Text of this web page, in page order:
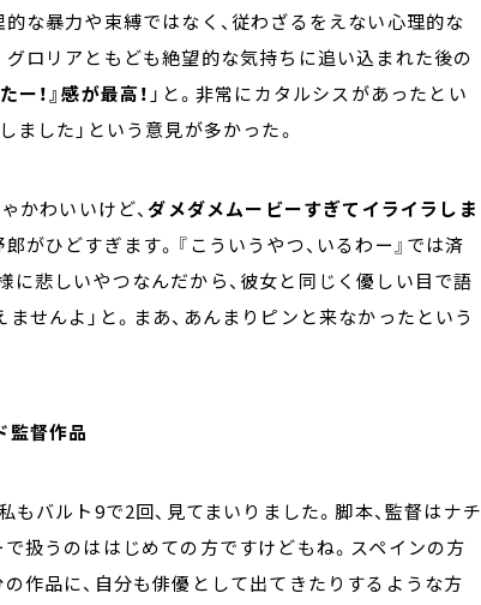
な暴力や束縛ではなく、従わざるをえない心理的な
ロリアともども絶望的な気持ちに追い込まれた後の
！』感が最高！ 」と。非常にカタルシスがあったとい
ました」という意見が多かった。
かわいいけど、ダメダメムービーすぎてイライラしま
がひどすぎます。『こういうやつ、いるわー』では済
悲しいやつなんだから、彼女と同じく優しい目で語
せんよ」と。まあ、あんまりピンと来なかったという
監督作品
もバルト9で2回、見てまいりました。脚本、監督はナチ
扱うのははじめての方ですけどもね。スペインの方
作品に、自分も俳優として出てきたりするような方